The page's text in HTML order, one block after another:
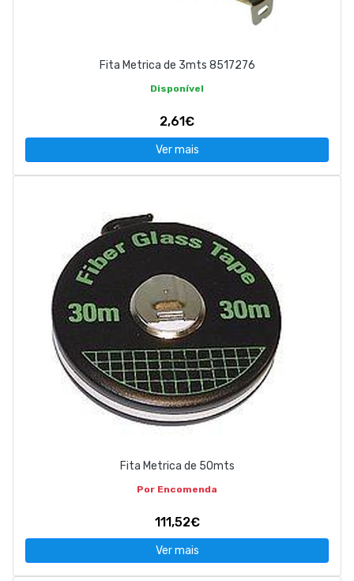
Fita Metrica de 3mts 8517276
Disponível
2,61€
Ver mais
Fita Metrica de 50mts
Por Encomenda
111,52€
Ver mais